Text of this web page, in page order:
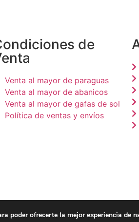
de
Venta al mayor de paraguas
Venta al mayor de abanicos
Venta al mayor de gafas de sol
Política de ventas y envíos
poder ofrecerte la mejor experiencia de